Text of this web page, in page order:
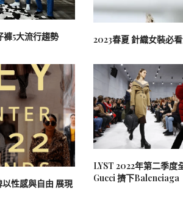
褲5大流行趨勢 2023春夏 針織女裝必
性感與自由 展現
LYST 2022年第二季度
Gucci 擠下Balenciaga